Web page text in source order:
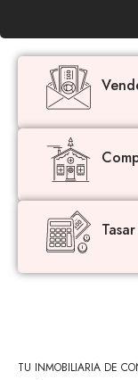
TU INMOBILIARIA DE